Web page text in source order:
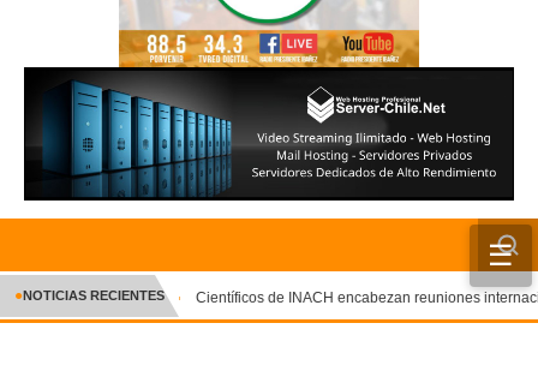
☰
INICIO
CRÓNICA
●NOTICIAS RECIENTES Científicos de INACH encabezan reuniones